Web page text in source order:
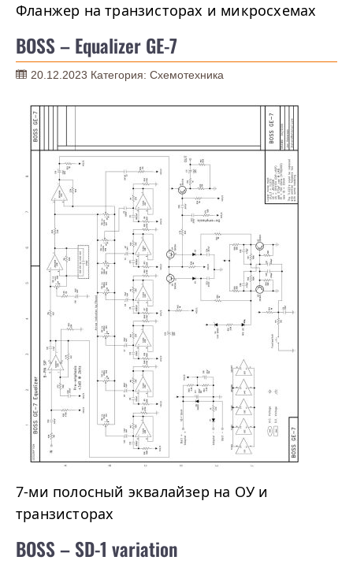
Фланжер на транзисторах и микросхемах
BOSS – Equalizer GE-7
20.12.2023 Категория: Схемотехника
7-ми полосный эквалайзер на ОУ и
транзисторах
BOSS – SD-1 variation